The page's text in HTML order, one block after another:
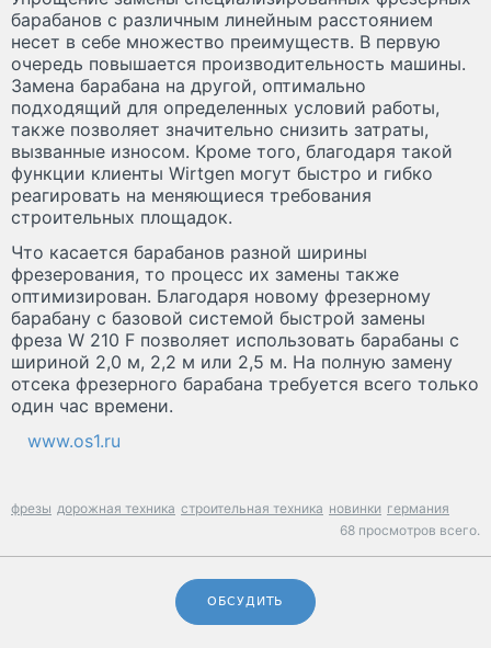
барабанов с различным линейным расстоянием
несет в себе множество преимуществ. В первую
очередь повышается производительность машины.
Замена барабана на другой, оптимально
подходящий для определенных условий работы,
также позволяет значительно снизить затраты,
вызванные износом. Кроме того, благодаря такой
функции клиенты Wirtgen могут быстро и гибко
реагировать на меняющиеся требования
строительных площадок.
Что касается барабанов разной ширины
фрезерования, то процесс их замены также
оптимизирован. Благодаря новому фрезерному
барабану с базовой системой быстрой замены
фреза W 210 F позволяет использовать барабаны с
шириной 2,0 м, 2,2 м или 2,5 м. На полную замену
отсека фрезерного барабана требуется всего только
один час времени.
www.os1.ru
фрезы дорожная техника строительная техника новинки германия
68 просмотров всего.
ОБСУДИТЬ